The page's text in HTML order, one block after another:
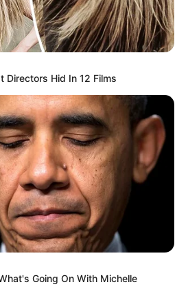
Directors Hid In 12 Films
Going On With Michelle